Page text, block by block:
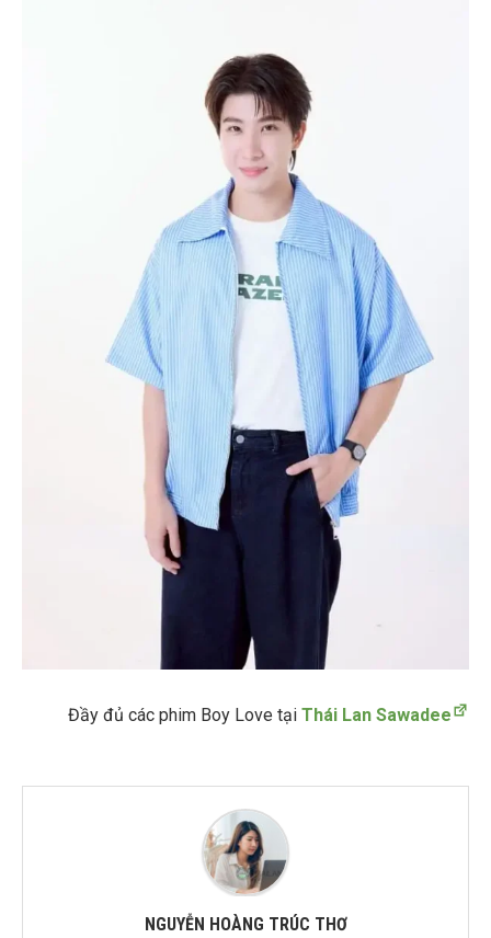
Đầy đủ các phim Boy Love tại Thái Lan Sawadee
NGUYỄN HOÀNG TRÚC THƠ